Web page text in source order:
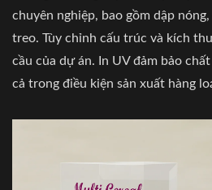
chuyên nghiệp, bao gồm dập
treo. Tùy chỉnh cấu trúc và kích
cầu của dự án. In UV đảm bảo
cả trong điều kiện sản xuất hàng